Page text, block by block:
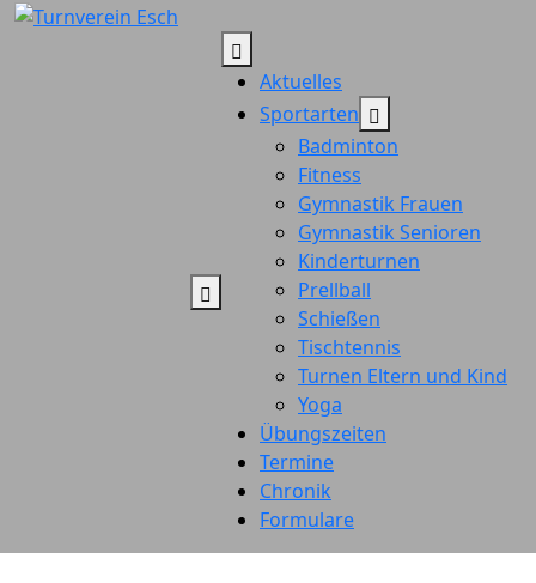
Zum
Aktuelles
Sportarten
Badminton
Fitness
Gymnastik Frauen
Gymnastik Senioren
Kinderturnen
Prellball
Schießen
Tischtennis
Turnen Eltern und Kind
Yoga
Übungszeiten
Termine
Chronik
Formulare